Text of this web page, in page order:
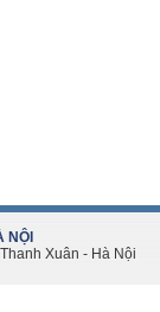
NỘI
Xuân - Hà Nội